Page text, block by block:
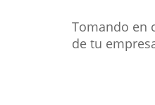
Tomando en
de tu